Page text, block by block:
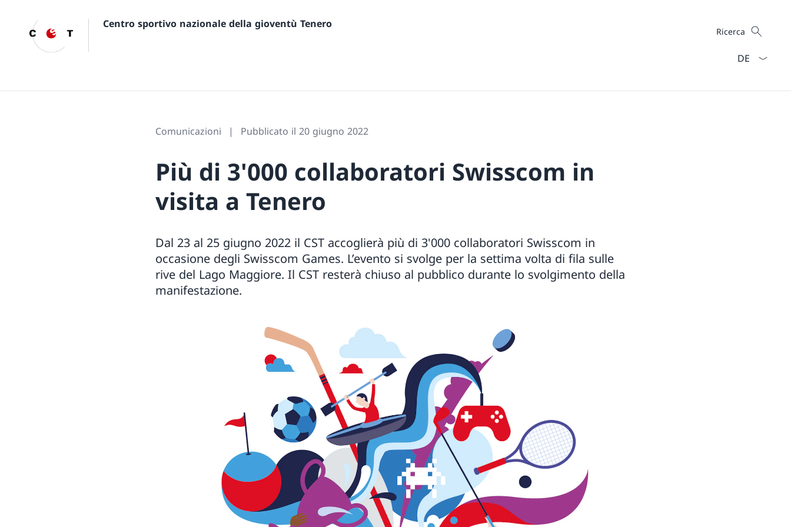
Centro sportivo nazionale della gioventù Tenero Cercare
Ricerca
Comunicazioni Pubblicato il 20 giugno 2022
Più di 3'000 collaboratori Swisscom in
visita a Tenero
Dal 23 al 25 giugno 2022 il CST accoglierà più di 3'000 collaboratori Swisscom in
occasione degli Swisscom Games. L’evento si svolge per la settima volta di fila sulle
rive del Lago Maggiore. Il CST resterà chiuso al pubblico durante lo svolgimento della
manifestazione.